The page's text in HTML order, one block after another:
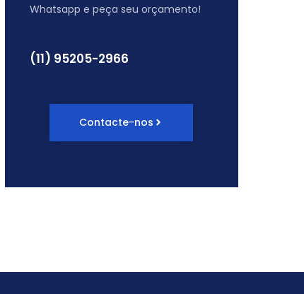
Whatsapp e peça seu orçamento!
(11) 95205-2966
Contacte-nos